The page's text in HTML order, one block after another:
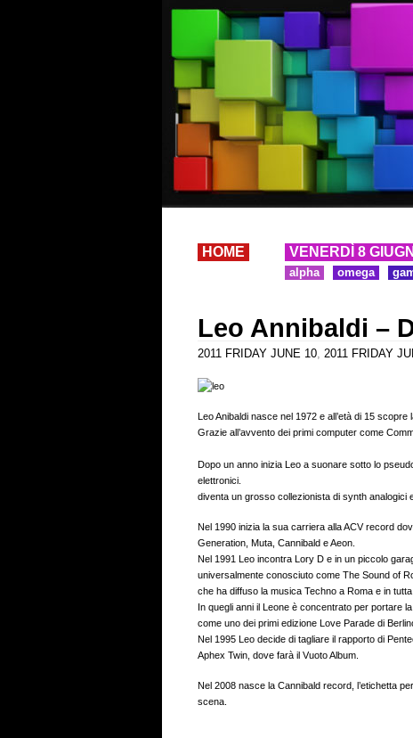
HOME VENERDÌ 8
alpha omega
Leo Annibaldi –
2011 FRIDAY JUNE 10, 2011 FRIDAY
Leo Anibaldi nasce nel 1972 e all’età di 15
Grazie all’avvento dei primi computer come
Dopo un anno inizia Leo a suonare sotto lo
elettronici.
diventa un grosso collezionista di synth analogici
Nel 1990 inizia la sua carriera alla ACV record
Generation, Muta, Cannibald e Aeon.
Nel 1991 Leo incontra Lory D e in un piccolo
universalmente conosciuto come The Sound of
che ha diffuso la musica Techno a Roma e in tutta
In quegli anni il Leone è concentrato per portare
come uno dei primi edizione Love Parade di
Nel 1995 Leo decide di tagliare il rapporto di
Aphex Twin, dove farà il Vuoto Album.
Nel 2008 nasce la Cannibald record, l’etichetta
scena.